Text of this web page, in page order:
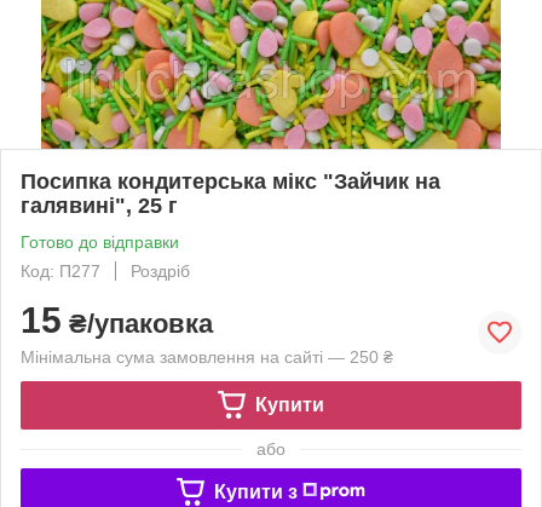
Посипка кондитерська мікс "Зайчик на
галявині", 25 г
Готово до відправки
Код: П277
Роздріб
15 ₴/упаковка
Мінімальна сума замовлення на сайті — 250 ₴
Купити
або
Купити з